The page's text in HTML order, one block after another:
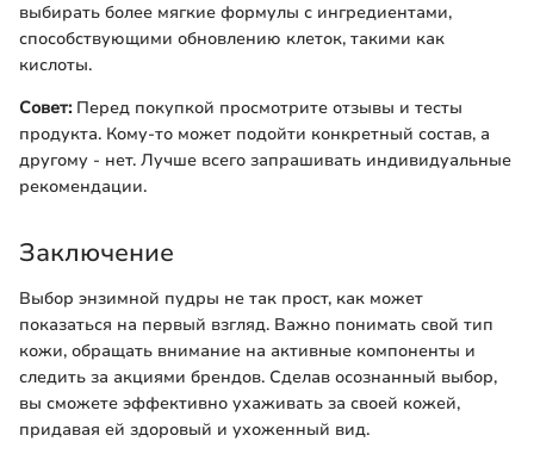
выбирать более мягкие формулы с ингредиентами,
способствующими обновлению клеток, такими как
кислоты.
Совет:Перед покупкой просмотрите отзывы и тесты
продукта. Кому-то может подойти конкретный состав, а
другому - нет. Лучше всего запрашивать индивидуальные
рекомендации.
Заключение
Выбор энзимной пудры не так прост, как может
показаться на первый взгляд. Важно понимать свой тип
кожи, обращать внимание на активные компоненты и
следить за акциями брендов. Сделав осознанный выбор,
вы сможете эффективно ухаживать за своей кожей,
придавая ей здоровый и ухоженный вид.